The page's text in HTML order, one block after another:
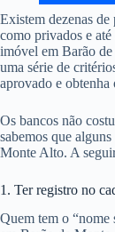
Existem dezenas
como privados e
imóvel em Barão
uma série de
aprovado e obtenha
Os bancos não
sabemos que
Monte Alto. A
1. Ter registro no
Quem tem o